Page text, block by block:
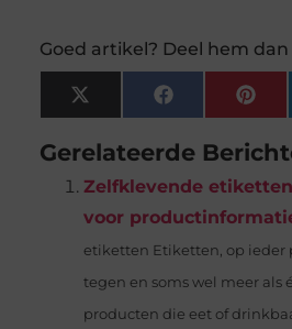
Goed artikel? Deel hem dan
X
(Twitter)
Facebook
Gerelateerde
Zelfklevende
voor
etiketten Etiketten, op ieder
tegen en soms wel meer als
producten die eet of